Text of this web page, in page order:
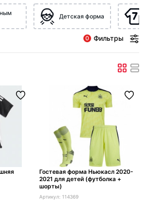
Детская форма
0 Фильтры
Гостевая форма Ньюкасл 2020-
2021 для детей (футболка +
шорты)
114369